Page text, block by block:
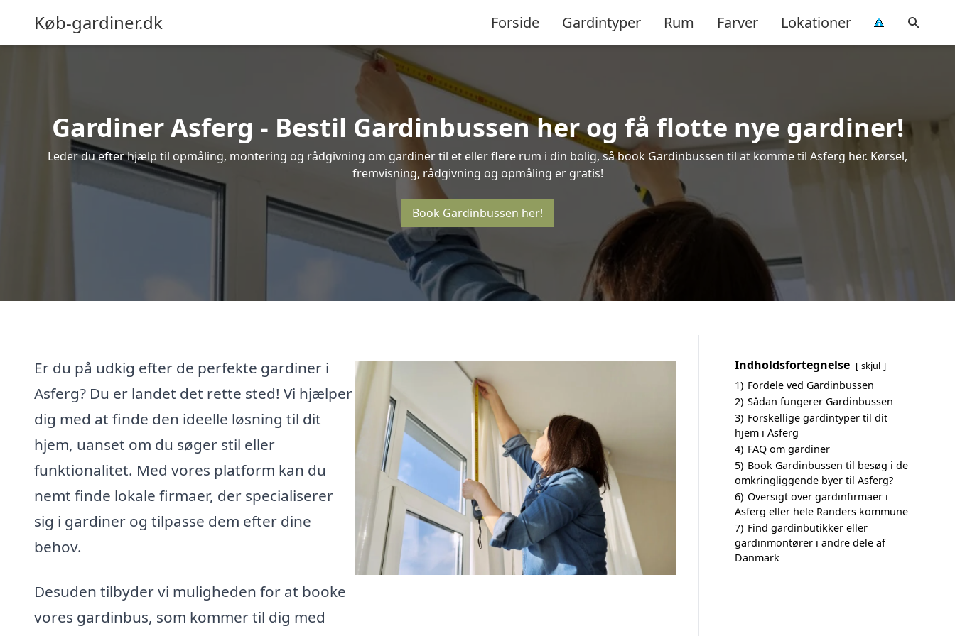
Køb-gardiner.dk Forside Gardintyper Rum Farver Lokationer
Gardiner Asferg - Bestil Gardinbussen her og få flotte nye gardiner!
Leder du efter hjælp til opmåling, montering og rådgivning om gardiner til et eller flere rum i din bolig, så book Gardinbussen til at komme til Asferg her. Kørsel,
fremvisning, rådgivning og opmåling er gratis!
Book Gardinbussen her!
Er du på udkig efter de perfekte gardiner i
Asferg? Du er landet det rette sted! Vi hjælper
dig med at finde den ideelle løsning til dit
hjem, uanset om du søger stil eller
funktionalitet. Med vores platform kan du
nemt finde lokale firmaer, der specialiserer
sig i gardiner og tilpasse dem efter dine
behov.
Desuden tilbyder vi muligheden for at booke
vores gardinbus, som kommer til dig med
Indholdsfortegnelse skjul
1) Fordele ved Gardinbussen
2) Sådan fungerer Gardinbussen
3) Forskellige gardintyper til dit
hjem i Asferg
4) FAQ om gardiner
5) Book Gardinbussen til besøg i de
omkringliggende byer til Asferg?
6) Oversigt over gardinfirmaer i
Asferg eller hele Randers kommune
7) Find gardinbutikker eller
gardinmontører i andre dele af
Danmark